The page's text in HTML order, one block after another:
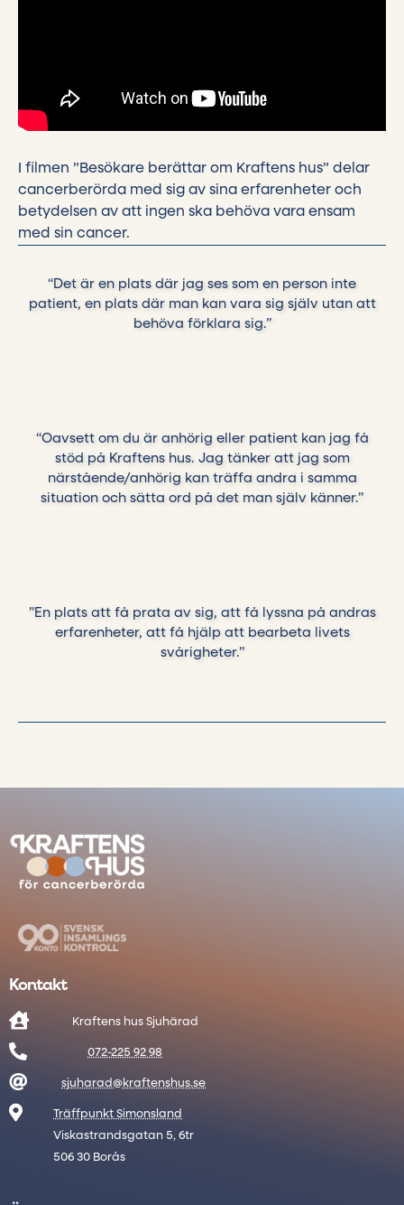
I filmen ”Besökare berättar om Kraftens hus” delar
cancerberörda med sig av sina erfarenheter och
betydelsen av att ingen ska behöva vara ensam
med sin cancer.
“Det är en plats där jag ses som en person inte
patient, en plats där man kan vara sig själv utan att
behöva förklara sig.”
“Oavsett om du är anhörig eller patient kan jag få
stöd på Kraftens hus. Jag tänker att jag som
närstående/anhörig kan träffa andra i samma
situation och sätta ord på det man själv känner.”
”En plats att få prata av sig, att få lyssna på andras
erfarenheter, att få hjälp att bearbeta livets
svårigheter.”
Kontakt
 Kraftens hus Sjuhärad
 072-225 92 98
 sjuharad@kraftenshus.se

Träffpunkt Simonsland
Viskastrandsgatan 5, 6tr
506 30 Borås